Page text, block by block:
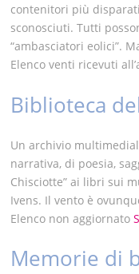
contenitori più
sconosciuti. Tutti
“ambasciatori eolici”.
Elenco venti ricevuti
Biblioteca
Un archivio
narrativa, di poesia,
Chisciotte” ai libri sui
Ivens. Il vento è
Elenco non aggiornato
Memorie di